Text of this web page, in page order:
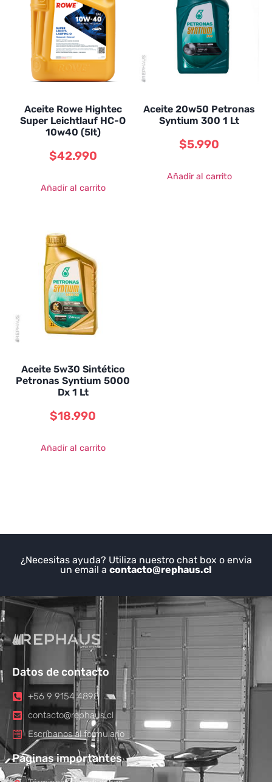
Aceite Rowe Hightec
Super Leichtlauf HC-O
10w40 (5lt)
$42.990
Añadir al carrito
Aceite 20w50 Petronas
Syntium 300 1 Lt
$5.990
Añadir al carrito
Aceite 5w30 Sintético
Petronas Syntium 5000
Dx 1 Lt
$18.990
Añadir al carrito
¿Necesitas ayuda? Utiliza nuestro chat box o envia
un email a contacto@rephaus.cl
Datos de contacto
+56 9 9154 4898
contacto@rephaus.cl
Escríbanos al formulario
Páginas importantes